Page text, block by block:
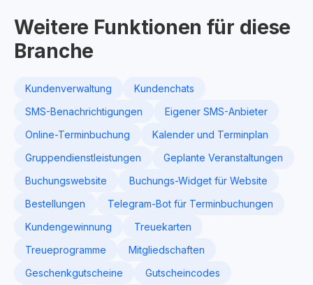
Weitere Funktionen für diese
Branche
Kundenverwaltung
Kundenchats
SMS-Benachrichtigungen
Eigener SMS-Anbieter
Online-Terminbuchung
Kalender und Terminplan
Gruppendienstleistungen
Geplante Veranstaltungen
Buchungswebsite
Buchungs-Widget für Website
Bestellungen
Telegram-Bot für Terminbuchungen
Kundengewinnung
Treuekarten
Treueprogramme
Mitgliedschaften
Geschenkgutscheine
Gutscheincodes